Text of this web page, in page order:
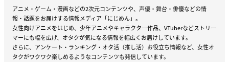
アニメ・ゲーム・漫画などの2次元コンテンツや、声優・舞台・俳優などの情
報・話題をお届けする情報メディア「にじめん」。
女性向けアニメをはじめ、少年アニメやキャラクター作品、VTuberなどストリー
マーにも幅を広げ、オタクが気になる情報を幅広くお届けしています。
さらに、アンケート・ランキング・オタ活（推し活）お役立ち情報など、女性オ
タクがワクワク楽しめるようなコンテンツも発信しています。